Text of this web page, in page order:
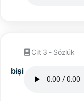
bişi
Cilt 3 - Sözlük